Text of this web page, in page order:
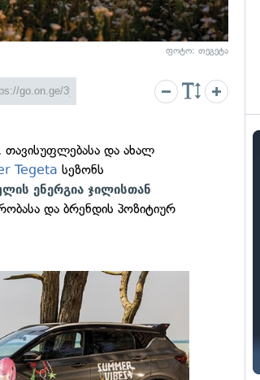
ფოტო: თეგეტა
თავისუფლებასა და ახალ
Tegetaსეზონს
ენერგია ჯილისთან
და ბრენდის პოზიტიურ